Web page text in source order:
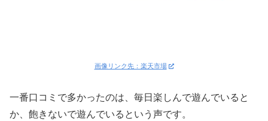
画像リンク先：楽天市場
一番口コミで多かったのは、毎日楽しんで遊んでいると
か、飽きないで遊んでいるという声です。